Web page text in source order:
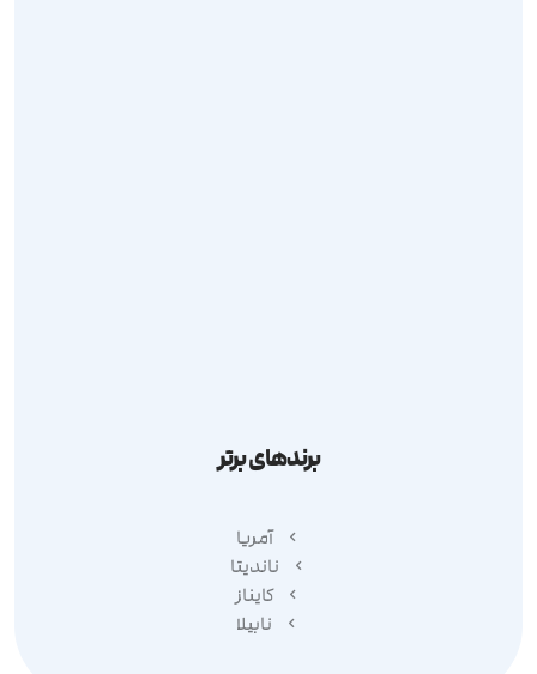
برندهای برتر
آمریا
ناندیتا
کایناز
نابیلا